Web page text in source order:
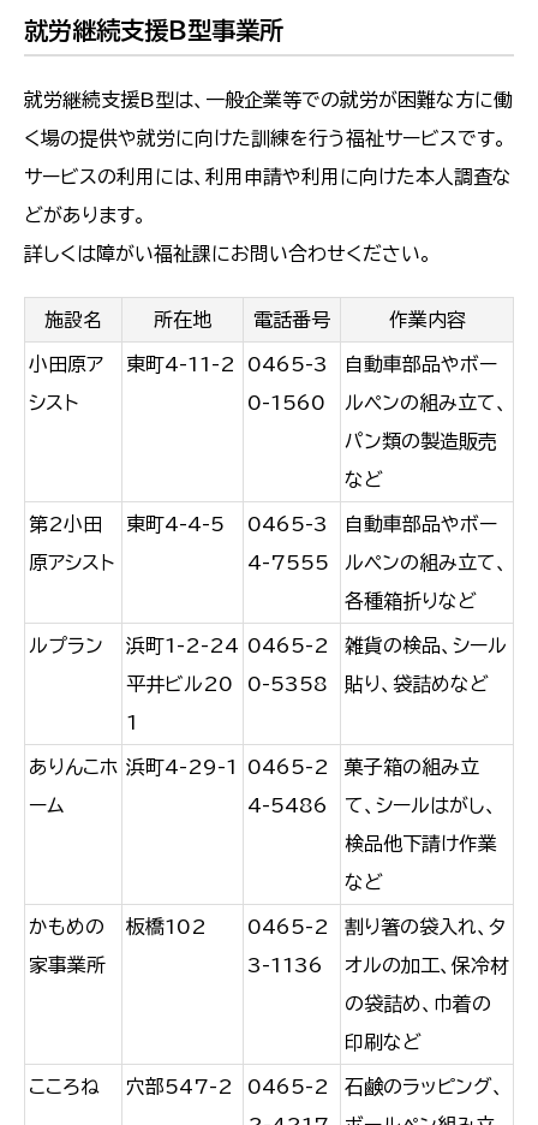
就労継続支援Ｂ型事業所
就労継続支援B型は、一般企業等での就労が困難な方に働
く場の提供や就労に向けた訓練を行う福祉サービスです。
サービスの利用には、利用申請や利用に向けた本人調査な
どがあります。
詳しくは障がい福祉課にお問い合わせください。
施設名 所在地 電話番号 作業内容
小田原ア
シスト
東町4-11-2
0465-3
0-1560
自動車部品やボー
ルペンの組み立て、
パン類の製造販売
など
第2小田
原アシスト
東町4-4-5
0465-3
4-7555
自動車部品やボー
ルペンの組み立て、
各種箱折りなど
ルプラン
浜町1-2-24
平井ビル20
1
0465-2
0-5358
雑貨の検品、シール
貼り、袋詰めなど
ありんこホ
ーム
浜町4-29-1
0465-2
4-5486
菓子箱の組み立
て、シールはがし、
検品他下請け作業
など
かもめの
家事業所
板橋102
0465-2
3-1136
割り箸の袋入れ、タ
オルの加工、保冷材
の袋詰め、巾着の
印刷など
こころね 穴部547-2
0465-2
石鹸のラッピング、